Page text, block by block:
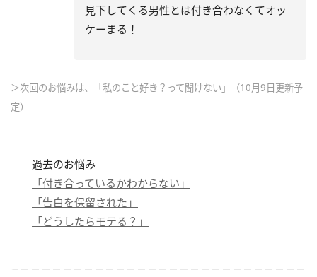
見下してくる男性とは付き合わなくてオッ
ケーまる！
＞次回のお悩みは、「私のこと好き？って聞けない」（10月9日更新予
定）
過去のお悩み
「付き合っているかわからない」
「告白を保留された」
「どうしたらモテる？」